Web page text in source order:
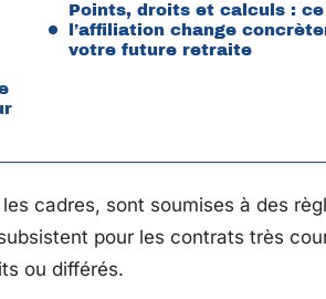
Points, droits et calculs : ce
l’affiliation change
votre future retraite
cadres, sont soumises à des
pour les contrats très
ou différés.